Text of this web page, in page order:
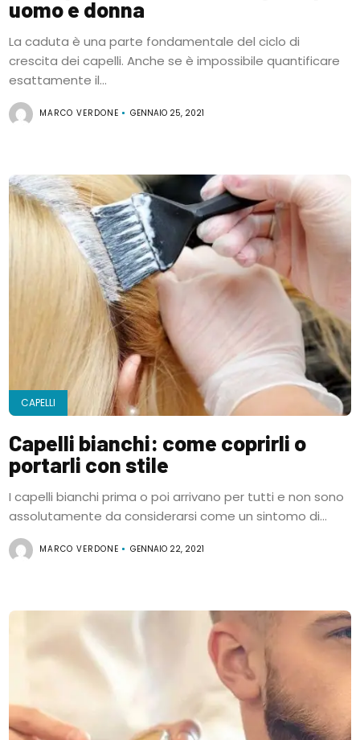
uomo e donna
La caduta è una parte fondamentale del ciclo di
crescita dei capelli. Anche se è impossibile quantificare
esattamente il...
MARCO VERDONE GENNAIO 25, 2021
CAPELLI
Capelli bianchi: come coprirli o
portarli con stile
I capelli bianchi prima o poi arrivano per tutti e non sono
assolutamente da considerarsi come un sintomo di...
MARCO VERDONE GENNAIO 22, 2021